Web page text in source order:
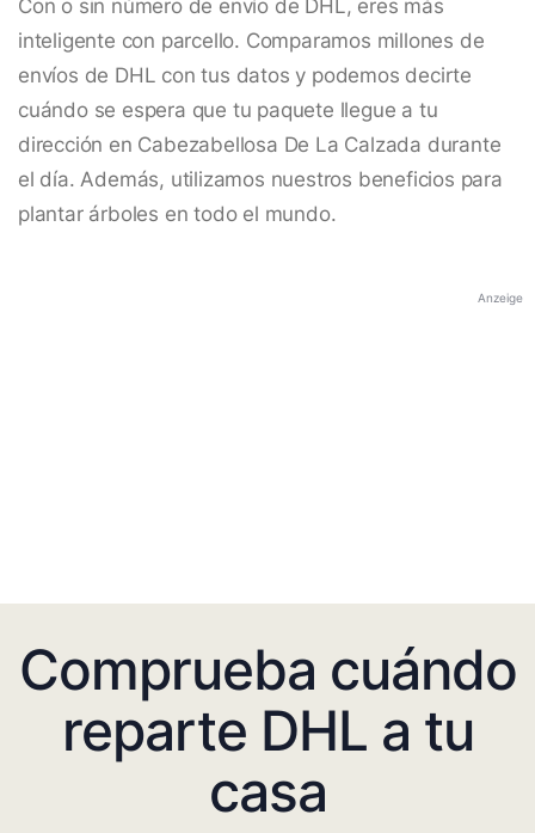
Con o sin número de envío de DHL, eres más
inteligente con parcello. Comparamos millones de
envíos de DHL con tus datos y podemos decirte
cuándo se espera que tu paquete llegue a tu
dirección en Cabezabellosa De La Calzada durante
el día. Además, utilizamos nuestros beneficios para
plantar árboles en todo el mundo.
Anzeige
Comprueba cuándo
reparte DHL a tu
casa